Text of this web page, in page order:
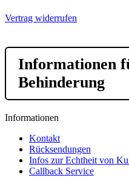
Vertrag widerrufen
Informationen
Behinderung
Informationen
Kontakt
Rücksendungen
Infos zur Echtheit von
Callback Service